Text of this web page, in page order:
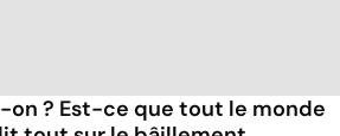
? Est-ce que tout le monde